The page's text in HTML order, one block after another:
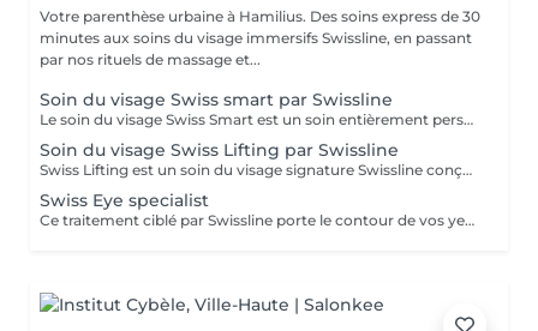
Votre parenthèse urbaine à Hamilius. Des soins express de 30
minutes aux soins du visage immersifs Swissline, en passant
par nos rituels de massage et...
Soin du visage Swiss smart par Swissline
Le soin du visage Swiss Smart est un soin entièrement personnalisé de 60 ou 75 minutes, conçu pour cibler les besoins spécifiques de votre peau, qu'il s'agisse de réguler l'excès de sébum, d'atténuer les rougeurs ou de corriger les signes de l'âge. Ce soin utilise exclusivement des produits véganes Swissline, enrichis par la collection signature des Boosters Age Intelligence pour protéger et rééquilibrer la peau. Il comprend un massage du visage de 15 à 20 minutes alliant relaxation et drainage lymphatique pour détoxifier la peau, et constitue une façon intelligente et rapide de révéler votre plus belle apparence. Bénéfices clés : Cible les premiers signes de l'âge avec un soin spécifique. Purifie et rééquilibre les peaux grasses ou congestionnées. Apaise et renforce les peaux délicates, sensibles ou sujettes aux rougeurs. Ravive les teints ternes ou grisâtres. Restaure l'éclat, la clarté et la vitalité de la peau.
Soin du visage Swiss Lifting par Swissline
Swiss Lifting est un soin du visage signature Swissline conçu pour traiter plusieurs signes de l'âge. Ce traitement met en vedette le Masque Pro-Vitality infusé de peptides et de vitamine A, ainsi qu'un Shot de Cell Shock pour un boost supplémentaire de vitalité et d'éclat. Il inclut un massage du visage, du cou et du décolleté pour améliorer la perte de fermeté et d'élasticité. Ce soin est votre solution incontournable lorsque vous souhaitez des résultats visibles de lifting et anti-rides, même avec un temps limité. Bénéfices clés: Stimule la production de collagène. Rétablit l'hydratation et le volume de la peau. Réduit visiblement les fines lignes et rides.
Swiss Eye specialist
Ce traitement ciblé par Swissline porte le contour de vos yeux à un nouveau niveau d'excellence, effacant instantanément les signes révélateurs du vieillissement et de la fatigue. C'est un traitement soigneusement conçu pour rajeunir la peau délicate autour des yeux. Principaux avantages : Réduit les poches Adoucit les ridules